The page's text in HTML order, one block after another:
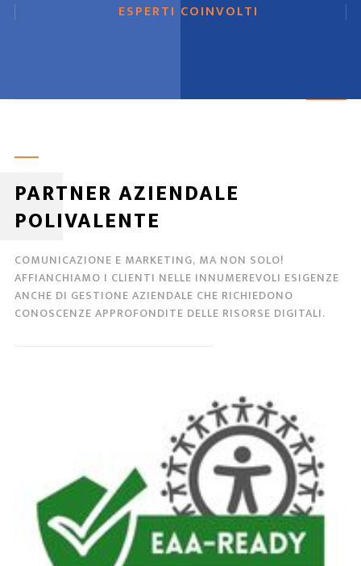
ESPERTI COINVOLTI
PARTNER AZIENDALE
POLIVALENTE
COMUNICAZIONE E MARKETING, MA NON SOLO!
AFFIANCHIAMO I CLIENTI NELLE INNUMEREVOLI ESIGENZE
ANCHE DI GESTIONE AZIENDALE CHE RICHIEDONO
CONOSCENZE APPROFONDITE DELLE RISORSE DIGITALI.
L'
accessibilità digitale
è la capacità di siti
web, applicazioni e servizi online di essere
usati da tutti, incluse persone con disabilità
(visive, uditive, motorie, cognitive) o
esigenze tempo ...